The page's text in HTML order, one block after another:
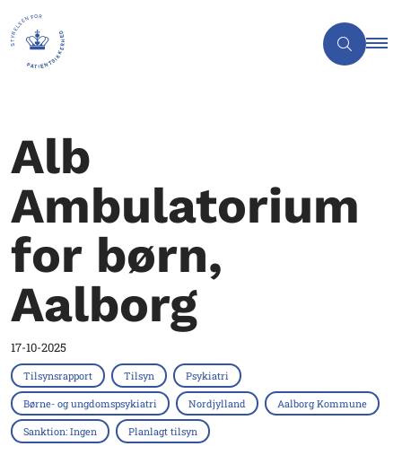
Alb
Ambulatorium
for børn,
Aalborg
17-10-2025
Tilsynsrapport Tilsyn Psykiatri
Børne- og ungdomspsykiatri Nordjylland Aalborg Kommune
Sanktion: Ingen Planlagt tilsyn